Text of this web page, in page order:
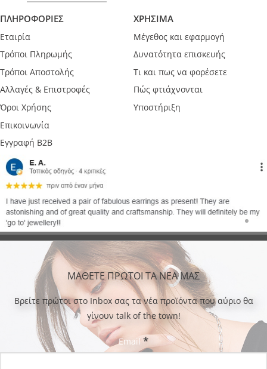
ΠΛΗΡΟΦΟΡΙΕΣ
Εταιρία
Τρόποι Πληρωμής
Τρόποι Αποστολής
Αλλαγές & Επιστροφές
Όροι Χρήσης
Επικοινωνία
Εγγραφή B2B
ΧΡΗΣΙΜΑ
Μέγεθος και εφαρμογή
Δυνατότητα επισκευής
Τι και πως να φορέσετε
Πώς φτιάχνονται
Υποστήριξη
ΜΑΘΕΤΕ ΠΡΩΤΟΙ ΤΑ ΝΕΑ ΜΑΣ
Bρείτε πρώτοι στο Inbox σας τα νέα προϊόντα που αύριο θα
γίνουν talk of the town!
Email *